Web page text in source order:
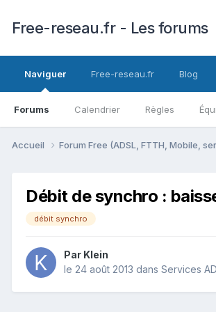
Free-reseau.fr - Les forums
Naviguer
Forums Calendrier Règles
Free-reseau.fr Blog
Accueil Forum Free (ADSL, FTTH, Mobile,
Débit de synchro :
débit synchro
Par Klein
le 24 août 2013 dans Services